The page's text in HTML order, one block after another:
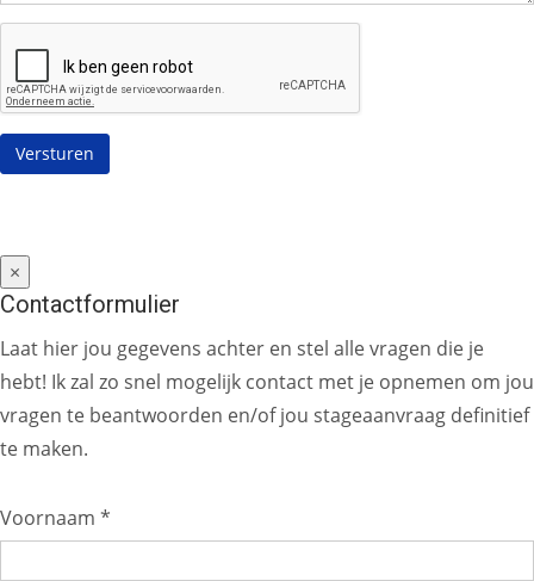
×
Contactformulier
Laat hier jou gegevens achter en stel alle vragen die je
hebt! Ik zal zo snel mogelijk contact met je opnemen om jou
vragen te beantwoorden en/of jou stageaanvraag definitief
te maken.
Voornaam *